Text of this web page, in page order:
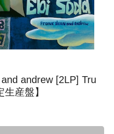
andrew [2LP] Tru
産盤】